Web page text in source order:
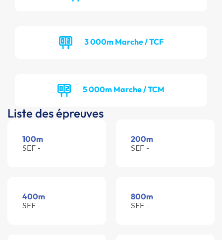
3 000m Marche / TCF
5 000m Marche / TCM
Liste des épreuves
100m
SEF -
200m
SEF -
400m
SEF -
800m
SEF -